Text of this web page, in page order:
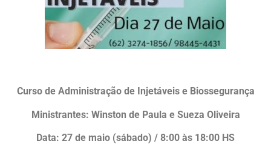
Curso de Administração de Injetáveis e Biossegurança
Ministrantes: Winston de Paula e Sueza Oliveira
Data: 27 de maio (sábado) / 8:00 às 18:00 HS